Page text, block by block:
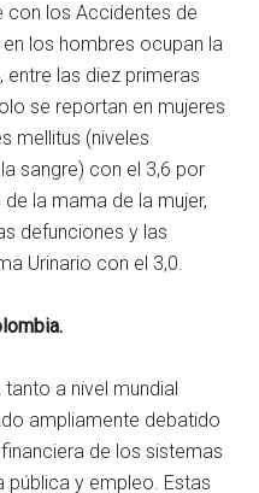
con los Accidentes de
los hombres ocupan la
entre las diez primeras
se reportan en mujeres
mellitus (niveles
sangre) con el 3,6 por
la mama de la mujer,
defunciones y las
Urinario con el 3,0.
a nivel mundial
ampliamente debatido
de los sistemas
pública y empleo. Estas